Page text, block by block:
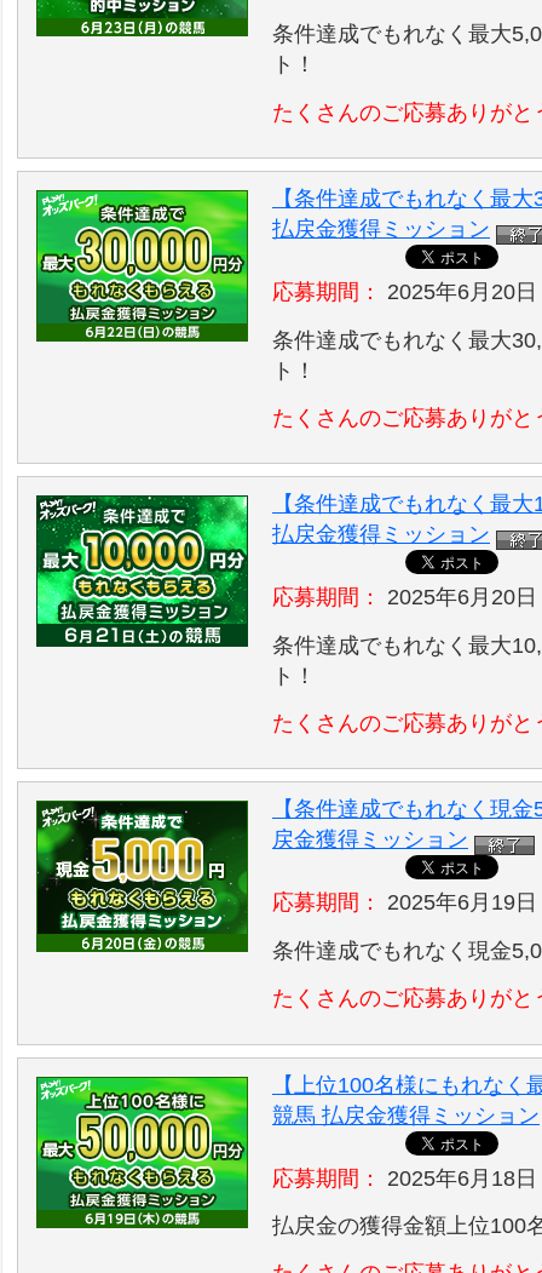
条件達成でもれなく最大
ト！
たくさんのご応募ありがと
【条件達成でもれなく最
払戻金獲得ミッション
応募期間：
2025年6月20
条件達成でもれなく最大
ト！
たくさんのご応募ありがと
【条件達成でもれなく最
払戻金獲得ミッション
応募期間：
2025年6月20
条件達成でもれなく最大
ト！
たくさんのご応募ありがと
【条件達成でもれなく現
戻金獲得ミッション
応募期間：
2025年6月19
条件達成でもれなく現金
たくさんのご応募ありがと
【上位100名様にもれな
競馬 払戻金獲得ミッション
応募期間：
2025年6月18
払戻金の獲得金額上位100